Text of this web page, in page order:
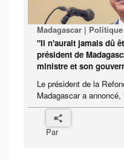
Madagascar | Politique
"Il n'aurait jamais dû
président de
ministre et son
Le président de la
Madagascar a annoncé,
Par